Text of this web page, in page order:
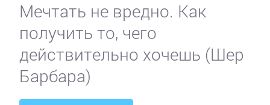
Мечтать не вредно. Как
получить то, чего
действительно хочешь (Шер
Барбара)